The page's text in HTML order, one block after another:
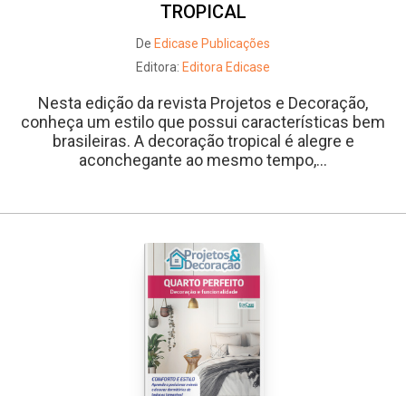
TROPICAL
De Edicase Publicações
Editora: Editora Edicase
Nesta edição da revista Projetos e Decoração,
conheça um estilo que possui características bem
brasileiras. A decoração tropical é alegre e
aconchegante ao mesmo tempo,...